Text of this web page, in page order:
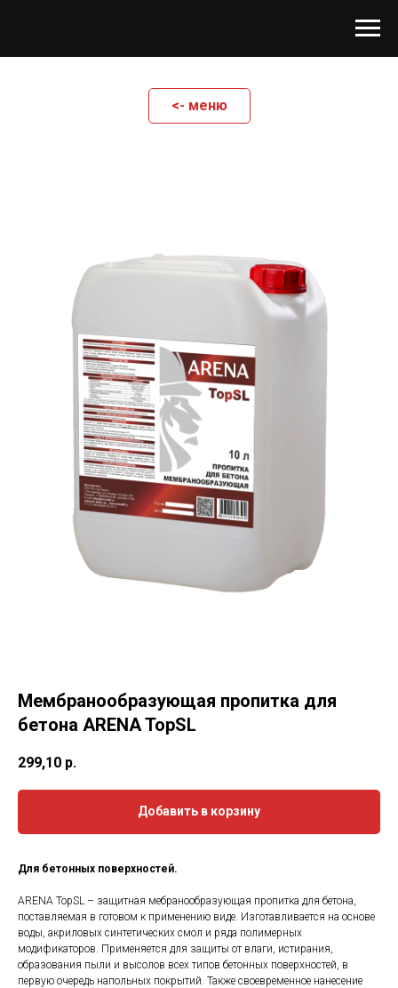
<- меню
Мембранообразующая пропитка для
бетона ARENA TopSL
299,10 р.
Добавить в корзину
Для бетонных поверхностей.
ARENA TopSL – защитная мебранообразующая пропитка для бетона,
поставляемая в готовом к применению виде. Изготавливается на основе
воды, акриловых синтетических смол и ряда полимерных
модификаторов. Применяется для защиты от влаги, истирания,
образования пыли и высолов всех типов бетонных поверхностей, в
первую очередь напольных покрытий. Также своевременное нанесение